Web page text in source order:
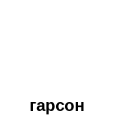
гарсон